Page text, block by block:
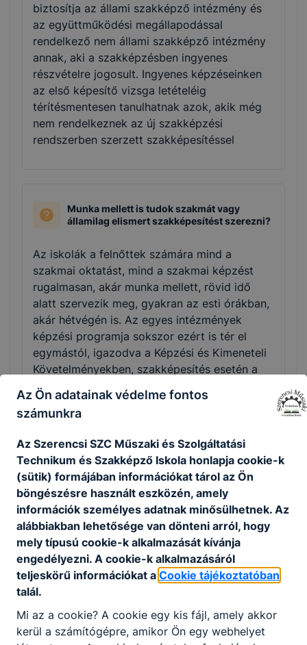
biztosítja az állami szakképző intézmény és
az együttműködési megállapodással
rendelkező nem állami szakképző intézmény
annak, aki a szakképzésben ingyenes
részvételre jogosult. Ingyenes képzéseinken
az első képesítő vizsga letételéig
térítésmentesen tanulhatnak azok, akik még
nem rendelkeznek az új szakképzési
rendszerben szerzett szakképesítéssel
Munka mellett is tudok szakmát vagy
államilag elismert szakképesítést szerezni?
Az iskolák a felnőttek számára mind a
szakmai oktatást, mind a szakmai képzést
rugalmasan, akár munka mellett, rövid idő
alatt szervezik meg, gyakran az esti órákban,
akár hétvégén is. Az egyes intézmények
képzési programja sokszor ezért is tér el
egymástól, igazodva a Képzési és Kimeneteli
Követelményekben, szakképesítés esetén a
Programkövetelményekben meghatározott
tartalmakhoz és a helyi igényekhez.
Szakmák
Cukrász
Az Ön adatainak védelme fontos
számunkra
Az Szerencsi SZC Műszaki és Szolgáltatási
Technikum és Szakképző Iskola honlapja cookie-k
(sütik) formájában információkat tárol az Ön
böngészésre használt eszközén, amely
információk személyes adatnak minősülhetnek. Az
alábbiakban lehetősége van dönteni arról, hogy
mely típusú cookie-k alkalmazását kívánja
engedélyezni. A cookie-k alkalmazásáról
teljeskörű információkat a Cookie tájékoztatóban
talál.
Mi az a cookie? A cookie egy kis fájl, amely akkor
kerül a számítógépre, amikor Ön egy webhelyet